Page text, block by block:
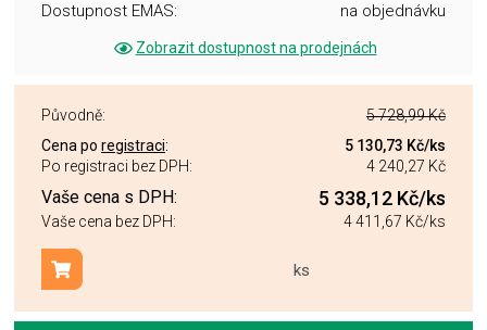
Dostupnost EMAS: na objednávku
Zobrazit dostupnost na prodejnách
Původně:
5 728,99 Kč
Cena po registraci: 5 130,73 Kč/ks
Po registraci bez DPH:
4 240,27 Kč
Vaše cena s DPH: 5 338,12 Kč/ks
Vaše cena bez DPH: 4 411,67 Kč/ks
ks
Přidat do košíku